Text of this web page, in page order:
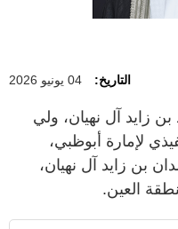
التاريخ: 04 يونيو 2026
زايد آل نهيان، ولي
لإمارة أبوظبي،
بن زايد آل نهيان،
العين.